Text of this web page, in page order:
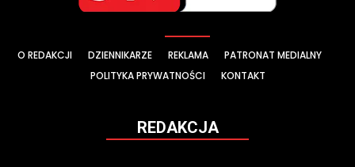
O REDAKCJI DZIENNIKARZE REKLAMA
PATRONAT MEDIALNY
POLITYKA PRYWATNOŚCI
KONTAKT
REDAKCJA